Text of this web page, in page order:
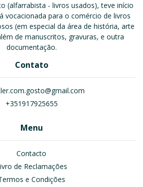
(alfarrabista - livros usados), teve início
vocacionada para o comércio de livros
(em especial da área de história, arte
de manuscritos, gravuras, e outra
documentação.
Contato
+351917925655
Menu
Contacto
de Reclamações
e Condições